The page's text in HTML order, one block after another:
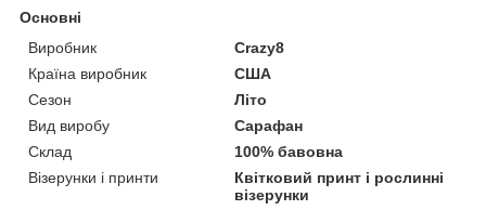
Основні
Виробник
Crazy8
Країна виробник
США
Сезон
Літо
Вид виробу
Сарафан
Склад
100% бавовна
Візерунки і принти
Квітковий принт і рослинні
візерунки